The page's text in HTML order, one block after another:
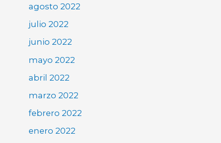
agosto 2022
julio 2022
junio 2022
mayo 2022
abril 2022
marzo 2022
febrero 2022
enero 2022